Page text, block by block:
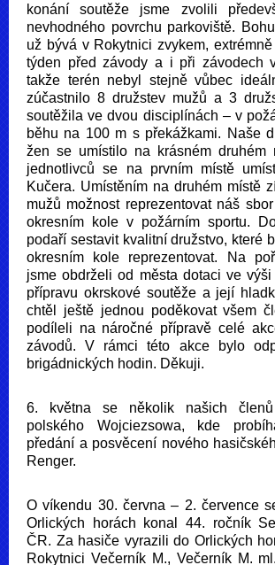
konání soutěže jsme zvolili
nevhodného povrchu parkoviště.
už bývá v Rokytnici zvykem,
týden před závody a i při závodech
takže terén nebyl stejně vůbec
zúčastnilo 8 družstev mužů a 3
soutěžila ve dvou disciplínách – v
běhu na 100 m s překážkami. Naše
žen se umístilo na krásném druhém
jednotlivců se na prvním místě
Kučera. Umístěním na druhém místě
mužů možnost reprezentovat náš
okresním kole v požárním sportu.
podaří sestavit kvalitní družstvo, které
okresním kole reprezentovat. Na
jsme obdrželi od města dotaci ve
přípravu okrskové soutěže a její
chtěl ještě jednou poděkovat všem
podíleli na náročné přípravě celé
závodů. V rámci této akce bylo
brigádnických hodin. Děkuji.
6. května se několik našich
polského Wojciezsowa, kde
předání a posvěcení nového
Renger.
O víkendu 30. června – 2. července
Orlických horách konal 44. ročník
ČR. Za hasiče vyrazili do Orlických
Rokytnici Večerník M., Večerník M.